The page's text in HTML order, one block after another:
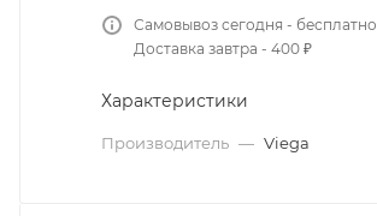
Самовывоз сегодня - бесплатно
Доставка завтра - 400 ₽
Характеристики
Производитель — Viega